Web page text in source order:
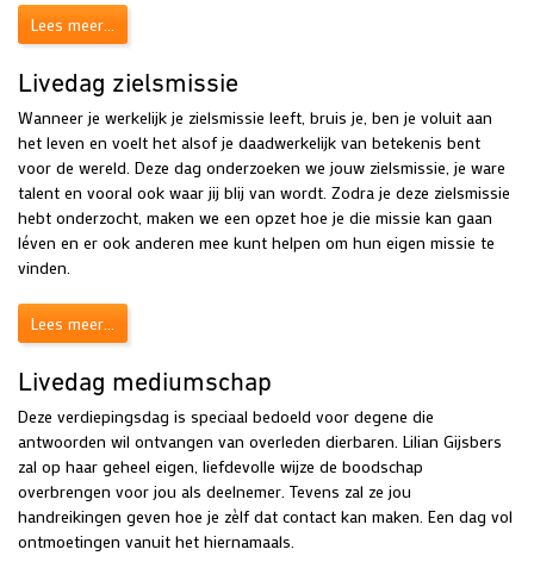
Lees meer...
Livedag zielsmissie
Wanneer je werkelijk je zielsmissie leeft, bruis je, ben je voluit aan
het leven en voelt het alsof je daadwerkelijk van betekenis bent
voor de wereld. Deze dag onderzoeken we jouw zielsmissie, je ware
talent en vooral ook waar jij blij van wordt. Zodra je deze zielsmissie
hebt onderzocht, maken we een opzet hoe je die missie kan gaan
léven en er ook anderen mee kunt helpen om hun eigen missie te
vinden.
Lees meer...
Livedag mediumschap
Deze verdiepingsdag is speciaal bedoeld voor degene die
antwoorden wil ontvangen van overleden dierbaren. Lilian Gijsbers
zal op haar geheel eigen, liefdevolle wijze de boodschap
overbrengen voor jou als deelnemer. Tevens zal ze jou
handreikingen geven hoe je zèlf dat contact kan maken. Een dag vol
ontmoetingen vanuit het hiernamaals.